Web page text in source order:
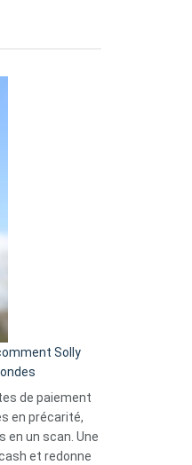
Solly
de paiement
en précarité,
un scan. Une
et redonne